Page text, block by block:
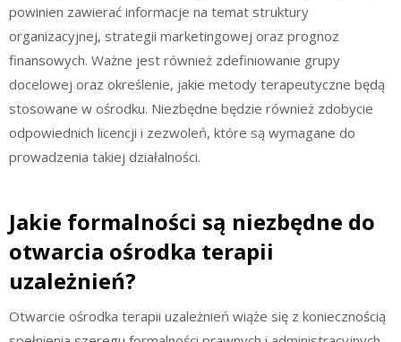
powinien zawierać informacje na temat struktury
organizacyjnej, strategii marketingowej oraz prognoz
finansowych. Ważne jest również zdefiniowanie grupy
docelowej oraz określenie, jakie metody terapeutyczne będą
stosowane w ośrodku. Niezbędne będzie również zdobycie
odpowiednich licencji i zezwoleń, które są wymagane do
prowadzenia takiej działalności.
Jakie formalności są niezbędne do
otwarcia ośrodka terapii
uzależnień?
Otwarcie ośrodka terapii uzależnień wiąże się z koniecznością